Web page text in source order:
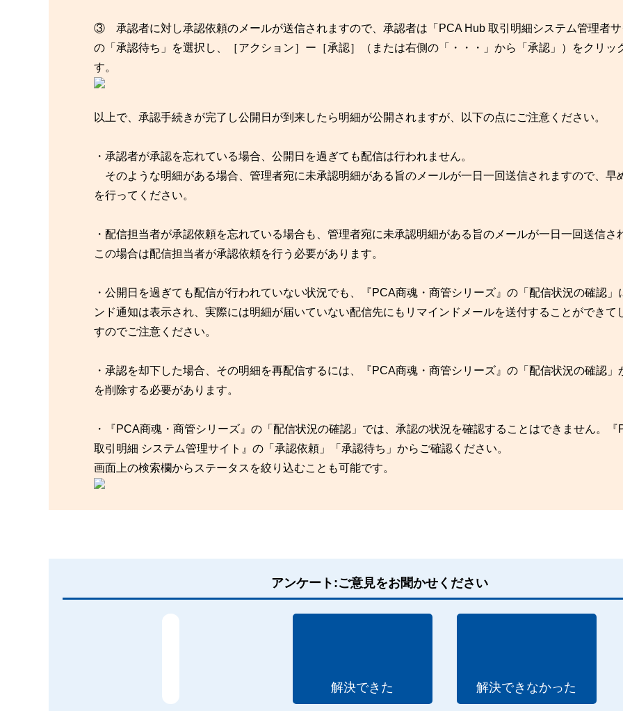
③ 承認者に対し承認依頼のメールが送信されますので、承認者は「PCA Hub 取引明細システム管理者サ
の「承認待ち」を選択し、［アクション］ー［承認］（または右側の「・・・」から「承認」）をクリッ
す。
以上で、承認手続きが完了し公開日が到来したら明細が公開されますが、以下の点にご注意ください。
・承認者が承認を忘れている場合、公開日を過ぎても配信は行われません。
そのような明細がある場合、管理者宛に未承認明細がある旨のメールが一日一回送信されますので、早
を行ってください。
・配信担当者が承認依頼を忘れている場合も、管理者宛に未承認明細がある旨のメールが一日一回送信さ
この場合は配信担当者が承認依頼を行う必要があります。
・公開日を過ぎても配信が行われていない状況でも、『PCA商魂・商管シリーズ』の「配信状況の確認」
ンド通知は表示され、実際には明細が届いていない配信先にもリマインドメールを送付することができて
すのでご注意ください。
・承認を却下した場合、その明細を再配信するには、『PCA商魂・商管シリーズ』の「配信状況の確認」
を削除する必要があります。
・『PCA商魂・商管シリーズ』の「配信状況の確認」では、承認の状況を確認することはできません。『
取引明細 システム管理サイト』の「承認依頼」「承認待ち」からご確認ください。
画面上の検索欄からステータスを絞り込むことも可能です。
アンケート:ご意見をお聞かせください
解決できた 解決できなかった